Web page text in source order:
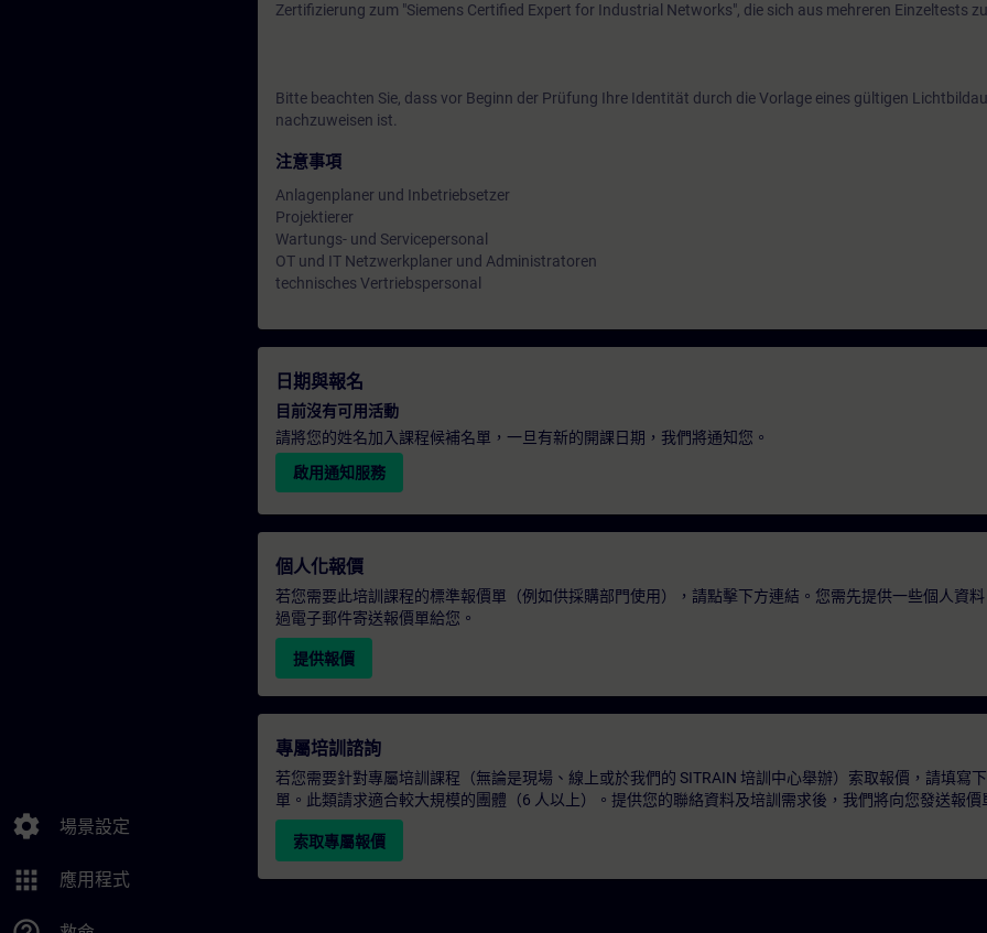
settings 場景設定
apps 應用程式
Zertifizierung zum "Siemens Certified Expert for Industrial Networks", die sich aus mehreren Einzeltests
Bitte beachten Sie, dass vor Beginn der Prüfung Ihre Identität durch die Vorlage eines gültigen
nachzuweisen ist.
注意事項
Anlagenplaner und Inbetriebsetzer
Projektierer
Wartungs- und Servicepersonal
OT und IT Netzwerkplaner und Administratoren
technisches Vertriebspersonal
日期與報名
目前沒有可用活動
請將您的姓名加入課程候補名單，一旦有新的開課日期，我們將通知您。
啟用通知服務
個人化報價
若您需要此培訓課程的標準報價單（例如供採購部門使用），請點擊下方連結。您需先提供一些個人資
過電子郵件寄送報價單給您。
提供報價
專屬培訓諮詢
若您需要針對專屬培訓課程（無論是現場、線上或於我們的 SITRAIN 培訓中心舉辦）索取報價，請填寫
單。此類請求適合較大規模的團體（6 人以上）。提供您的聯絡資料及培訓需求後，我們將向您發送報價
索取專屬報價